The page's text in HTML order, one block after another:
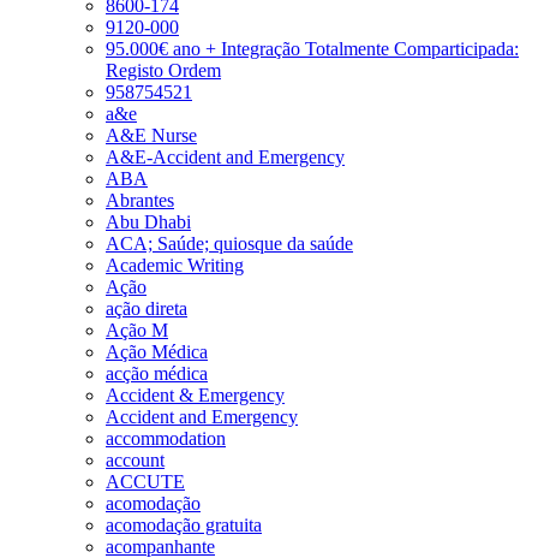
8600-174
9120-000
95.000€ ano + Integração Totalmente Comparticipada:
Registo Ordem
958754521
a&e
A&E Nurse
A&E-Accident and Emergency
ABA
Abrantes
Abu Dhabi
ACA; Saúde; quiosque da saúde
Academic Writing
Ação
ação direta
Ação M
Ação Médica
acção médica
Accident & Emergency
Accident and Emergency
accommodation
account
ACCUTE
acomodação
acomodação gratuita
acompanhante